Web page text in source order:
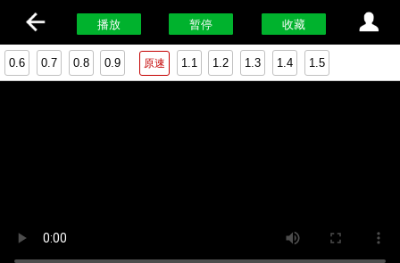
播放 暂停 收藏
0.6 0.7 0.8 0.9 原速 1.1 1.2 1.3 1.4 1.5